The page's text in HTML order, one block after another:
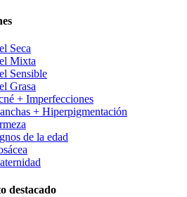
Seca
Mixta
Sensible
Grasa
+ Imperfecciones
+ Hiperpigmentación
de la edad
destacado